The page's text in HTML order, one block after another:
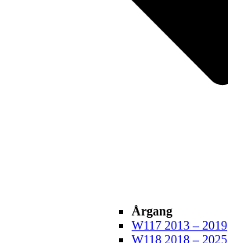
Årgang
W117 2013 – 2019
W118 2018 – 2025